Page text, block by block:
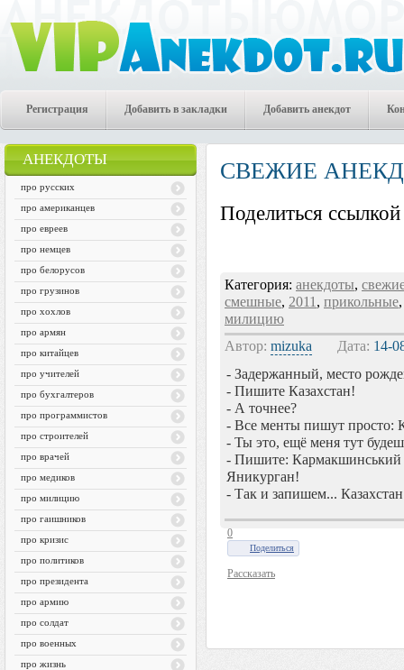
Регистрация Добавить в закладки Добавить анекдот
АНЕКДОТЫ
про русских
про американцев
про евреев
про немцев
про белорусов
про грузинов
про хохлов
про армян
про китайцев
про учителей
про бухгалтеров
про программистов
про строителей
про врачей
про медиков
про милицию
про гаишников
про кризис
про политиков
про президента
про армию
про солдат
про военных
про жизнь
СВЕЖИЕ
Поделиться ссылкой
Категория: анекдоты,
смешные, 2011, прикольные
милицию
Автор: mizuka Дата: 14-
- Задержанный, место
- Пишите Казахстан!
- А точнее?
- Все менты пишут просто:
- Ты это, ещё меня тут
- Пишите: Кармакшинський
Яникурган!
- Так и запишем...
0
Поделиться
Рассказать